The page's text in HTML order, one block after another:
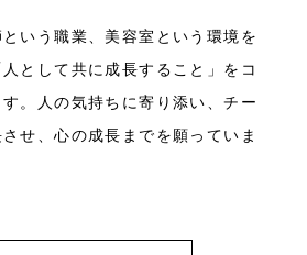
いう職業、美容室という環境を
として共に成長すること」をコ
。人の気持ちに寄り添い、チー
せ、心の成長までを願っていま